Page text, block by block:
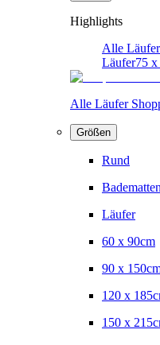
Highlights
Alle Läufer
Läufer75 x
Alle Läufer
Größen
Rund
Badematten
Läufer
60 x 90cm
90 x
120 x
150 x